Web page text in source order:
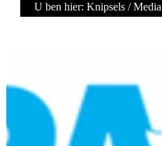
U ben hier: Knipsels / Media